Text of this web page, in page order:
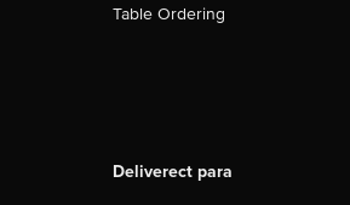
Table Ordering
Deliverect para